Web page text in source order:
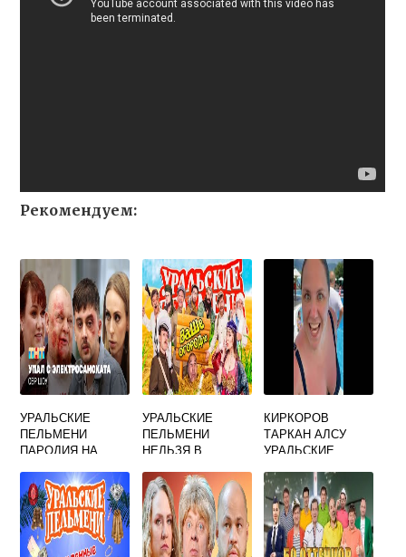
Рекомендуем:
УРАЛЬСКИЕ
ПЕЛЬМЕНИ
ПАРОДИЯ НА
УРАЛЬСКИЕ
ПЕЛЬМЕНИ
НЕЛЬЗЯ В
ГОД ВЫПУСКА
КИРКОРОВ
ТАРКАН АЛСУ
УРАЛЬСКИЕ